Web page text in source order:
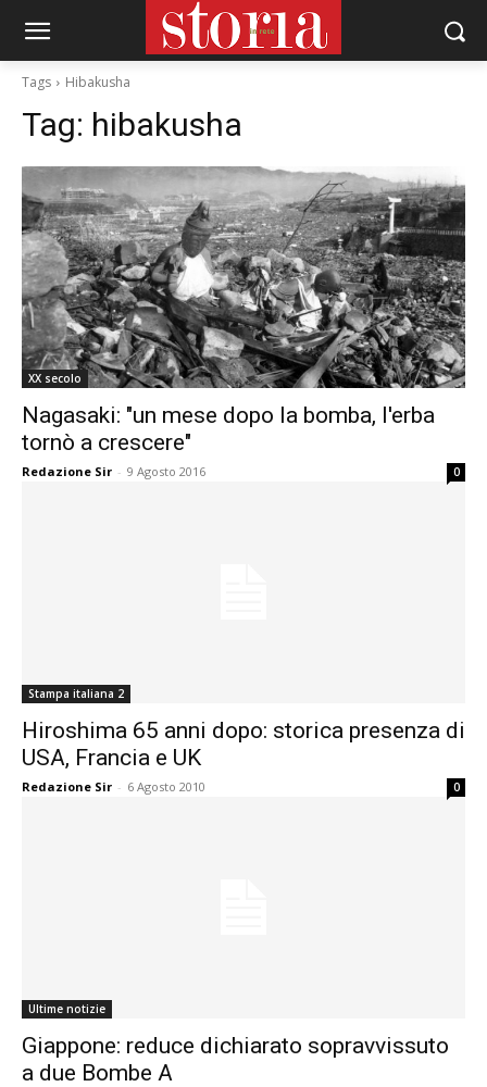
Tags Hibakusha
Tag: hibakusha
XX secolo
Nagasaki: "un mese dopo la bomba, l'erba
tornò a crescere"
Redazione Sir - 9 Agosto 2016 0
Stampa italiana 2
Hiroshima 65 anni dopo: storica presenza di
USA, Francia e UK
Redazione Sir - 6 Agosto 2010 0
Ultime notizie
Giappone: reduce dichiarato sopravvissuto
a due Bombe A